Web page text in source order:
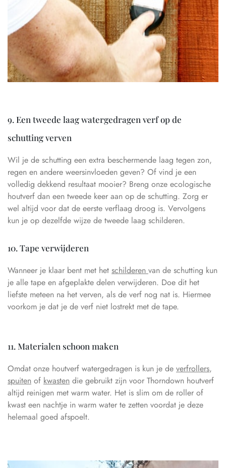
9. Een tweede laag watergedragen verf op de
schutting verven
Wil je de schutting een extra beschermende laag tegen zon,
regen en andere weersinvloeden geven? Of vind je een
volledig dekkend resultaat mooier? Breng onze ecologische
houtverf dan een tweede keer aan op de schutting. Zorg er
wel altijd voor dat de eerste verflaag droog is. Vervolgens
kun je op dezelfde wijze de tweede laag schilderen.
10. Tape verwijderen
Wanneer je klaar bent met het schilderen van de schutting kun
je alle tape en afgeplakte delen verwijderen. Doe dit het
liefste meteen na het verven, als de verf nog nat is. Hiermee
voorkom je dat je de verf niet lostrekt met de tape.
11. Materialen schoon maken
Omdat onze houtverf watergedragen is kun je de verfrollers,
spuiten of kwasten die gebruikt zijn voor Thorndown houtverf
altijd reinigen met warm water. Het is slim om de roller of
kwast een nachtje in warm water te zetten voordat je deze
helemaal goed afspoelt.